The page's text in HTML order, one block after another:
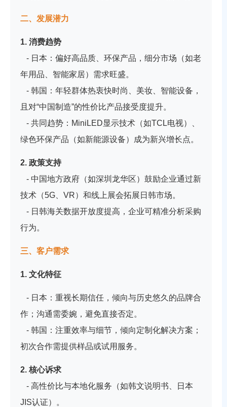
二、发展潜力
1. 消费趋势
- 日本：偏好高品质、环保产品，细分市场（如老
年用品、智能家居）需求旺盛。
- 韩国：年轻群体热衷快时尚、美妆、智能设备，
且对“中国制造”的性价比产品接受度提升。
- 共同趋势：MiniLED显示技术（如TCL电视）、
绿色环保产品（如新能源设备）成为新兴增长点。
2. 政策支持
- 中国地方政府（如深圳龙华区）鼓励企业通过新
技术（5G、VR）和线上展会拓展日韩市场。
- 日韩海关数据开放度提高，企业可精准分析采购
行为。
三、客户需求
1. 文化特征
- 日本：重视长期信任，倾向与历史悠久的品牌合
作；沟通需委婉，避免直接否定。
- 韩国：注重效率与细节，倾向定制化解决方案；
初次合作需提供样品或试用服务。
2. 核心诉求
- 高性价比与本地化服务（如韩文说明书、日本
JIS认证）。